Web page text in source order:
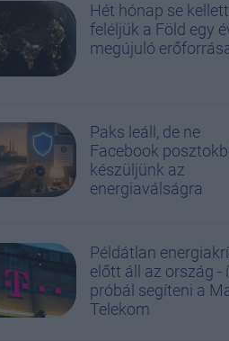
Hét hónap se
feléljük a Föld egy
megújuló
Paks leáll, de ne
Facebook
készüljünk az
energiaválságra
Példátlan
előtt áll az ország -
próbál segíteni a
Telekom